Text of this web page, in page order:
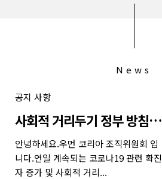
News
공지 사항
사회적 거리두기 정부 방침에 따라 대회 연기
안녕하세요.우먼 코리아 조직위원회 입
니다.연일 계속되는 코로나19 관련 확진
자 증가 및 사회적 거리...